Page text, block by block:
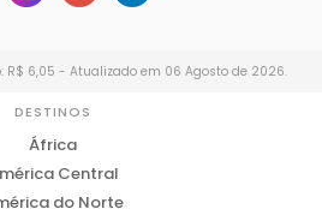
R$ 6,05 - Atualizado em 06 Agosto de 2026.
DESTINOS
África
Central
do Norte